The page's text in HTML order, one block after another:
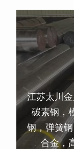
江苏太川
碳素钢，
钢，弹簧
合金，